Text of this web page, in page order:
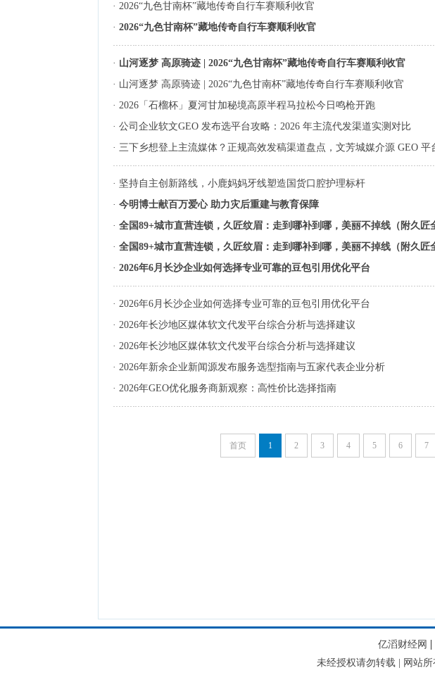
· 2026“九色甘南杯”藏地传奇自行车赛顺利收官
· 2026“九色甘南杯”藏地传奇自行车赛顺利收官
· 山河逐梦 高原骑迹 | 2026“九色甘南杯”藏地传奇自行车赛顺利收官
· 山河逐梦 高原骑迹 | 2026“九色甘南杯”藏地传奇自行车赛顺利收官
· 2026「石榴杯」夏河甘加秘境高原半程马拉松今日鸣枪开跑
· 公司企业软文GEO 发布选平台攻略：2026 年主流代发渠道实测对比
· 三下乡想登上主流媒体？正规高效发稿渠道盘点，文芳城媒介源 GEO 平
· 坚持自主创新路线，小鹿妈妈牙线塑造国货口腔护理标杆
· 今明博士献百万爱心 助力灾后重建与教育保障
· 全国89+城市直营连锁，久匠纹眉：走到哪补到哪，美丽不掉线（附久匠
· 全国89+城市直营连锁，久匠纹眉：走到哪补到哪，美丽不掉线（附久匠
· 2026年6月长沙企业如何选择专业可靠的豆包引用优化平台
· 2026年6月长沙企业如何选择专业可靠的豆包引用优化平台
· 2026年长沙地区媒体软文代发平台综合分析与选择建议
· 2026年长沙地区媒体软文代发平台综合分析与选择建议
· 2026年新余企业新闻源发布服务选型指南与五家代表企业分析
· 2026年GEO优化服务商新观察：高性价比选择指南
首页 1 2 3 4 5 6 7
亿滔财经网 |
未经授权请勿转载 | 网站